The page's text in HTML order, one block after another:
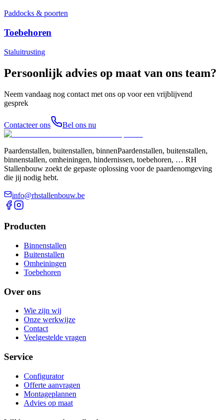
Paddocks & poorten
Toebehoren
Staluitrusting
Persoonlijk advies op maat van ons team?
Neem vandaag nog contact met ons op voor een vrijblijvend
gesprek
Contacteer ons Bel ons nu
Paardenstallen, buitenstallen, binnenPaardenstallen, buitenstallen,
binnenstallen, omheiningen, hindernissen, toebehoren, … RH
Stallenbouw zoekt de gepaste oplossing voor de paardenomgeving
die jij nodig hebt.
info@rhstallenbouw.be
Producten
Binnenstallen
Buitenstallen
Omheiningen
Toebehoren
Over ons
Wie zijn wij
Onze werkwijze
Contact
Veelgestelde vragen
Service
Configurator
Offerte aanvragen
Montageplannen
Advies op maat